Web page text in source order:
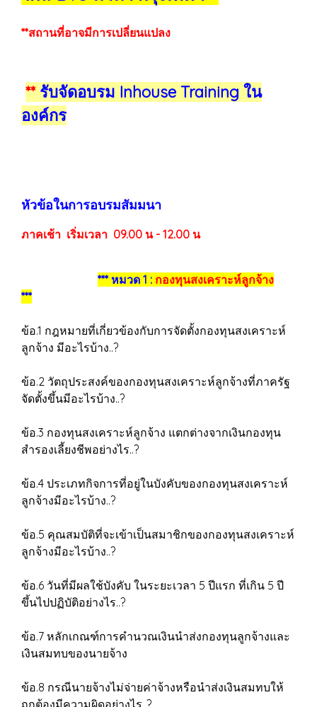
**สถานที่อาจมีการเปลี่ยนแปลง
**รับจัดอบรม Inhouse Training ใน
องค์กร
หัวข้อในการอบรมสัมมนา
ภาคเช้า เริ่มเวลา 09.00 น - 12.00 น
*** หมวด 1 : กองทุนสงเคราะห์ลูกจ้าง
***
ข้อ.1 กฎหมายที่เกี่ยวข้องกับการจัดตั้งกองทุนสงเคราะห์
ลูกจ้าง มีอะไรบ้าง..?
ข้อ.2 วัตถุประสงค์ของกองทุนสงเคราะห์ลูกจ้างที่ภาครัฐ
จัดตั้งขึ้นมีอะไรบ้าง..?
ข้อ.3 กองทุนสงเคราะห์ลูกจ้าง แตกต่างจากเงินกองทุน
สำรองเลี้ยงชีพอย่างไร..?
ข้อ.4 ประเภทกิจการที่อยู่ในบังคับของกองทุนสงเคราะห์
ลูกจ้างมีอะไรบ้าง..?
ข้อ.5 คุณสมบัติที่จะเข้าเป็นสมาชิกของกองทุนสงเคราะห์
ลูกจ้างมีอะไรบ้าง..?
ข้อ.6 วันที่มีผลใช้บังคับ ในระยะเวลา 5 ปีแรก ที่เกิน 5 ปี
ขึ้นไปปฏิบัติอย่างไร..?
ข้อ.7 หลักเกณฑ์การคำนวณเงินนำส่งกองทุนลูกจ้างและ
เงินสมทบของนายจ้าง
ข้อ.8 กรณีนายจ้างไม่จ่ายค่าจ้างหรือนำส่งเงินสมทบให้
ถูกต้องมีความผิดอย่างไร..?